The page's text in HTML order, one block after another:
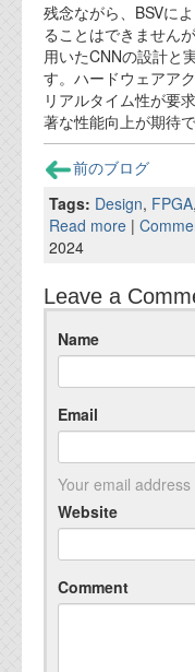
残念ながら、BSVに
ることはできません
用いたCNNの設計と
す。ハードウェアア
リアルタイム性が要
著な性能向上が期待で
前のブログ
Tags: Design, FPGA,
Read more |
2024
Leave a
Name
Email
Your email
Website
Comment